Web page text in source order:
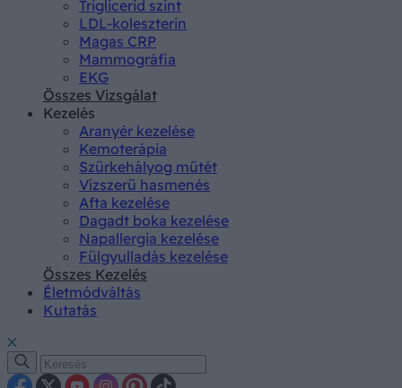
Triglicerid szint
LDL-koleszterin
Magas CRP
Mammográfia
EKG
Összes Vizsgálat
Kezelés
Aranyér kezelése
Kemoterápia
Szürkehályog műtét
Vízszerű hasmenés
Afta kezelése
Dagadt boka kezelése
Napallergia kezelése
Fülgyulladás kezelése
Összes Kezelés
Életmódváltás
Kutatás